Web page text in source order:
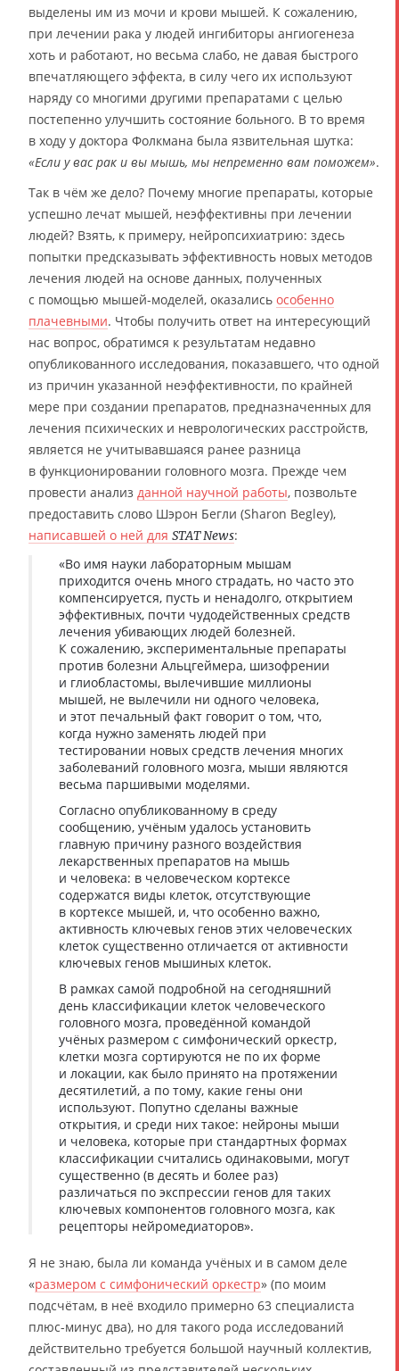
выделены им из мочи и крови мышей. К сожалению,
при лечении рака у людей ингибиторы ангиогенеза
хоть и работают, но весьма слабо, не давая быстрого
впечатляющего эффекта, в силу чего их используют
наряду со многими другими препаратами с целью
постепенно улучшить состояние больного. В то время
в ходу у доктора Фолкмана была язвительная шутка:
«Если у вас рак и вы мышь, мы непременно вам поможем».
Так в чём же дело? Почему многие препараты, которые
успешно лечат мышей, неэффективны при лечении
людей? Взять, к примеру, нейропсихиатрию: здесь
попытки предсказывать эффективность новых методов
лечения людей на основе данных, полученных
с помощью мышей-моделей, оказались особенно
плачевными. Чтобы получить ответ на интересующий
нас вопрос, обратимся к результатам недавно
опубликованного исследования, показавшего, что одной
из причин указанной неэффективности, по крайней
мере при создании препаратов, предназначенных для
лечения психических и неврологических расстройств,
является не учитывавшаяся ранее разница
в функционировании головного мозга. Прежде чем
провести анализ данной научной работы, позвольте
предоставить слово Шэрон Бегли (Sharon Begley),
написавшей о ней для STAT News:
«Во имя науки лабораторным мышам
приходится очень много страдать, но часто это
компенсируется, пусть и ненадолго, открытием
эффективных, почти чудодейственных средств
лечения убивающих людей болезней.
К сожалению, экспериментальные препараты
против болезни Альцгеймера, шизофрении
и глиобластомы, вылечившие миллионы
мышей, не вылечили ни одного человека,
и этот печальный факт говорит о том, что,
когда нужно заменять людей при
тестировании новых средств лечения многих
заболеваний головного мозга, мыши являются
весьма паршивыми моделями.
Согласно опубликованному в среду
сообщению, учёным удалось установить
главную причину разного воздействия
лекарственных препаратов на мышь
и человека: в человеческом кортексе
содержатся виды клеток, отсутствующие
в кортексе мышей, и, что особенно важно,
активность ключевых генов этих человеческих
клеток существенно отличается от активности
ключевых генов мышиных клеток.
В рамках самой подробной на сегодняшний
день классификации клеток человеческого
головного мозга, проведённой командой
учёных размером с симфонический оркестр,
клетки мозга сортируются не по их форме
и локации, как было принято на протяжении
десятилетий, а по тому, какие гены они
используют. Попутно сделаны важные
открытия, и среди них такое: нейроны мыши
и человека, которые при стандартных формах
классификации считались одинаковыми, могут
существенно (в десять и более раз)
различаться по экспрессии генов для таких
ключевых компонентов головного мозга, как
рецепторы нейромедиаторов».
Я не знаю, была ли команда учёных и в самом деле
«размером с симфонический оркестр» (по моим
подсчётам, в неё входило примерно 63 специалиста
плюс-минус два), но для такого рода исследований
действительно требуется большой научный коллектив,